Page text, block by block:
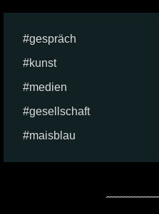
gespräch
kunst
medien
gesellschaft
maisblau